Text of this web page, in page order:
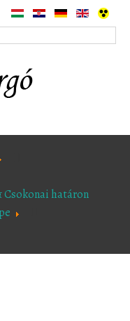
Csokonai határon